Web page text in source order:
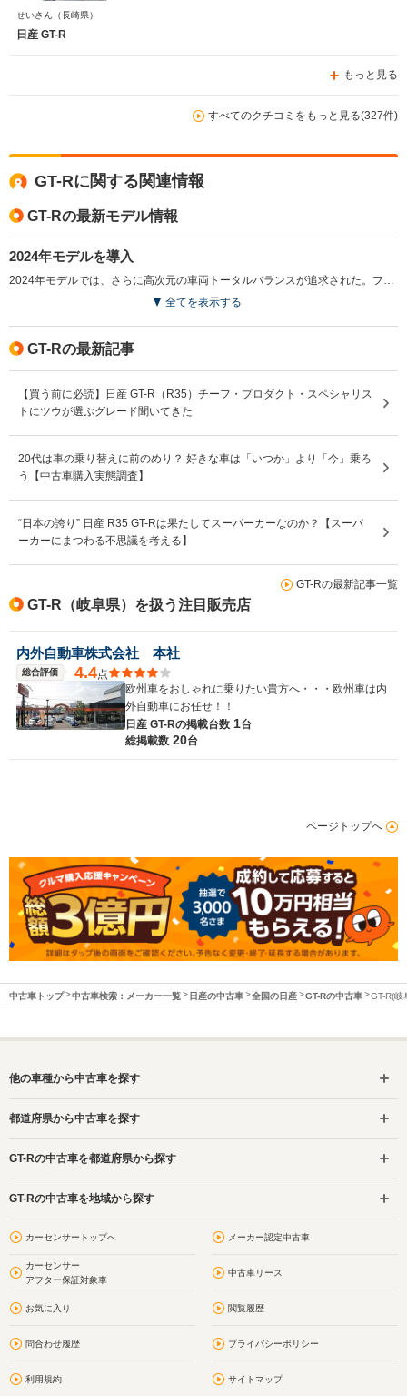
せいさん （長崎県）
日産 GT-R
もっと見る
すべてのクチコミをもっと見る(327件)
GT-Rに関する関連情報
GT-Rの最新モデル情報
2024年モデルを導入
全てを表示する
GT-Rの最新記事
【買う前に必読】日産 GT-R（R35）チーフ・プロダクト・スペシャリス
トにツウが選ぶグレード聞いてきた
20代は車の乗り替えに前のめり？ 好きな車は「いつか」より「今」乗ろ
う【中古車購入実態調査】
“日本の誇り” 日産 R35 GT-Rは果たしてスーパーカーなのか？【スーパ
ーカーにまつわる不思議を考える】
GT-Rの最新記事一覧
GT-R（岐阜県）を扱う注目販売店
内外自動車株式会社 本社
総合評価 4.4点
欧州車をおしゃれに乗りたい貴方へ・・・欧州車は内
外自動車にお任せ！！
日産 GT-Rの掲載台数 1台
総掲載数 20台
ページトップへ
中古車トップ 中古車検索：メーカー一覧 日産の中古車 全国の日産 GT-Rの中古車 GT-R(岐
他の車種から中古車を探す
都道府県から中古車を探す
GT-Rの中古車を都道府県から探す
GT-Rの中古車を地域から探す
カーセンサートップへ メーカー認定中古車
カーセンサー
アフター保証対象車
中古車リース
お気に入り 閲覧履歴
問合わせ履歴 プライバシーポリシー
利用規約 サイトマップ